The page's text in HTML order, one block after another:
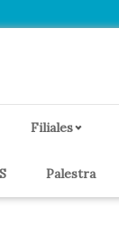
Filiales
Palestra